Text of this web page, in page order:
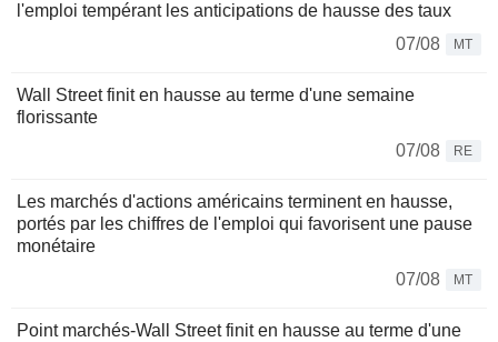
l'emploi tempérant les anticipations de hausse des taux
07/08
MT
Wall Street finit en hausse au terme d'une semaine
florissante
07/08
RE
Les marchés d'actions américains terminent en hausse,
portés par les chiffres de l'emploi qui favorisent une pause
monétaire
07/08
MT
Point marchés-Wall Street finit en hausse au terme d'une